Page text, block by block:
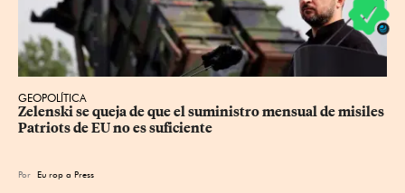
GEOPOLÍTICA
Zelenski se queja de que el suministro mensual de misiles
Patriots de EU no es suficiente
Por Eu rop a Press